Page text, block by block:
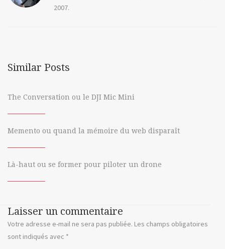
sennheiser2007.
Similar Posts
The Conversation ou le DJI Mic Mini
Memento ou quand la mémoire du web disparaît
Là-haut ou se former pour piloter un drone
Laisser un commentaire
Votre adresse e-mail ne sera pas publiée. Les champs obligatoires
sont indiqués avec *